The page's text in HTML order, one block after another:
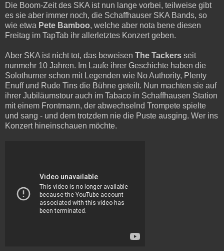
Die Boom-Zeit des SKA ist nun lange vorbei, teilweise gibt
es sie aber immer noch, die Schaffhauser SKA Bands, so
wie etwa Pete Bamboo, welche aber nota bene diesen
Freitag im TapTab ihr allerletztes Konzert geben.
Aber SKA ist nicht tot, das beweisen The Tackers seit
nunmehr 10 Jahren. Im Laufe ihrer Geschichte haben die
Solothurner schon mit Legenden wie No Authority, Plenty
Enuff und Rude Tins die Bühne geteilt. Nun machten sie auf
ihrer Jubiläumstour auch im Tabaco in Schaffhausen Station
mit einem Frontmann, der abwechselnd Trompete spielte
und sang - und dem trotzdem nie die Puste ausging. Wer ins
Konzert hineinschauen möchte.